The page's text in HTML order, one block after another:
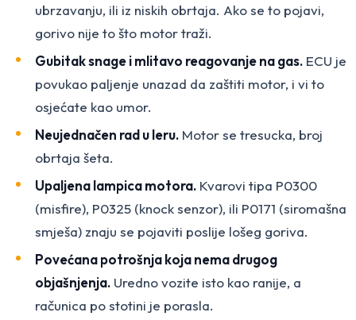
ubrzavanju, ili iz niskih obrtaja. Ako se to pojavi,
gorivo nije to što motor traži.
Gubitak snage i mlitavo reagovanje na gas. ECU je
povukao paljenje unazad da zaštiti motor, i vi to
osjećate kao umor.
Neujednačen rad u leru. Motor se tresucka, broj
obrtaja šeta.
Upaljena lampica motora. Kvarovi tipa P0300
(misfire), P0325 (knock senzor), ili P0171 (siromašna
smješa) znaju se pojaviti poslije lošeg goriva.
Povećana potrošnja koja nema drugog
objašnjenja. Uredno vozite isto kao ranije, a
računica po stotini je porasla.